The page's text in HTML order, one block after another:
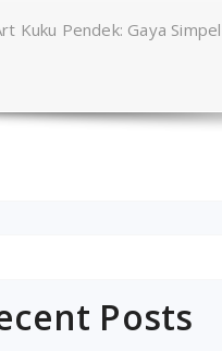
Kuku Pendek: Gaya
Posts